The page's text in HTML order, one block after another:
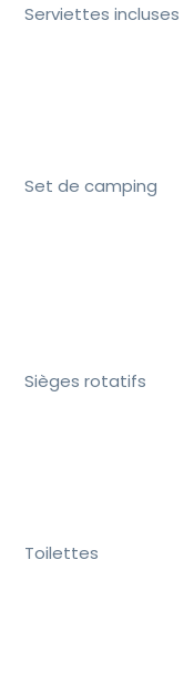
Serviettes incluses
Set de camping
Sièges rotatifs
Toilettes